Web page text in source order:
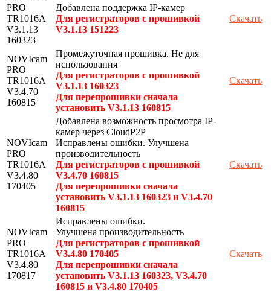
PRO
TR1016A
V3.1.13
160323
Добавлена поддержка IP-камер
Для регистраторов с прошивкой
V3.1.13 151223
Скачать
NOVIcam
PRO
TR1016A
V3.4.70
160815
Промежуточная прошивка. Не для
использования
Для регистраторов с прошивкой
V3.1.13 160323
Для перепрошивки сначала
установить V3.1.13 160815
Скачать
NOVIcam
PRO
TR1016A
V3.4.80
170405
Добавлена возможность просмотра IP-
камер через CloudP2P
Исправлены ошибки. Улучшена
производительность
Для регистраторов с прошивкой
V3.4.70 160815
Для перепрошивки сначала
установить V3.1.13 160323 и V3.4.70
160815
Скачать
NOVIcam
PRO
TR1016A
V3.4.80
170817
Исправлены ошибки.
Улучшена производительность
Для регистраторов с прошивкой
V3.4.80 170405
Для перепрошивки сначала
установить V3.1.13 160323, V3.4.70
160815 и V3.4.80 170405
Скачать